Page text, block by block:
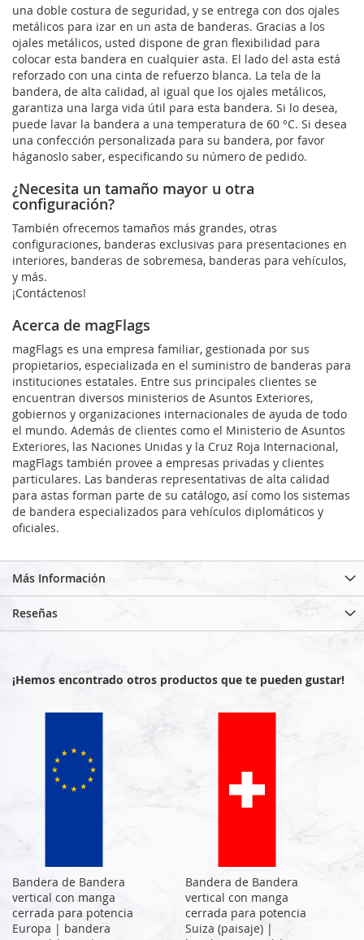
una doble costura de seguridad, y se entrega con dos ojales
metálicos para izar en un asta de banderas. Gracias a los
ojales metálicos, usted dispone de gran flexibilidad para
colocar esta bandera en cualquier asta. El lado del asta está
reforzado con una cinta de refuerzo blanca. La tela de la
bandera, de alta calidad, al igual que los ojales metálicos,
garantiza una larga vida útil para esta bandera. Si lo desea,
puede lavar la bandera a una temperatura de 60 °C. Si desea
una confección personalizada para su bandera, por favor
háganoslo saber, especificando su número de pedido.
¿Necesita un tamaño mayor u otra
configuración?
También ofrecemos tamaños más grandes, otras
configuraciones, banderas exclusivas para presentaciones en
interiores, banderas de sobremesa, banderas para vehículos,
y más.
¡Contáctenos!
Acerca de magFlags
magFlags es una empresa familiar, gestionada por sus
propietarios, especializada en el suministro de banderas para
instituciones estatales. Entre sus principales clientes se
encuentran diversos ministerios de Asuntos Exteriores,
gobiernos y organizaciones internacionales de ayuda de todo
el mundo. Además de clientes como el Ministerio de Asuntos
Exteriores, las Naciones Unidas y la Cruz Roja Internacional,
magFlags también provee a empresas privadas y clientes
particulares. Las banderas representativas de alta calidad
para astas forman parte de su catálogo, así como los sistemas
de bandera especializados para vehículos diplomáticos y
oficiales.
Más Información
Reseñas
¡Hemos encontrado otros productos que te pueden gustar!
Bandera de Bandera
vertical con manga
cerrada para potencia
Europa | bandera
Bandera de Bandera
vertical con manga
cerrada para potencia
Suiza (paisaje) |